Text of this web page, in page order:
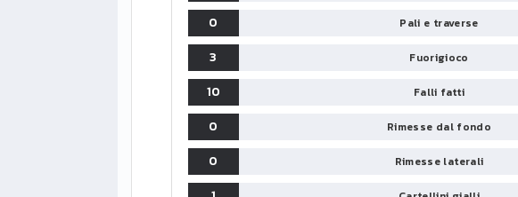
0
Pali e traverse
3
Fuorigioco
10
Falli fatti
0
Rimesse dal fondo
0
Rimesse laterali
CLASSIFICA
Pt
PSG
Monaco
Brest
SERIE B
2